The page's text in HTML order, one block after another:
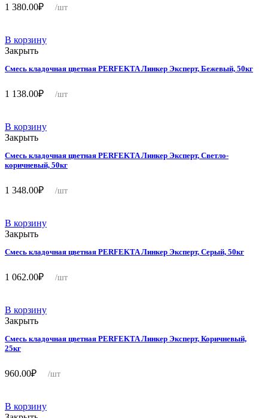
1 380.00₽ /шт
В корзину
Закрыть
Смесь кладочная цветная PERFEKTA Линкер Эксперт, Бежевый, 50кг
1 138.00₽ /шт
В корзину
Закрыть
Смесь кладочная цветная PERFEKTA Линкер Эксперт, Светло-
коричневый, 50кг
1 348.00₽ /шт
В корзину
Закрыть
Смесь кладочная цветная PERFEKTA Линкер Эксперт, Серый, 50кг
1 062.00₽ /шт
В корзину
Закрыть
Смесь кладочная цветная PERFEKTA Линкер Эксперт, Коричневый,
25кг
960.00₽ /шт
В корзину